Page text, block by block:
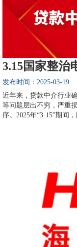
发布时间：2025-03-19
近年来，贷款中介行业
等问题层出不穷，严重
序。2025年“3·15”期间